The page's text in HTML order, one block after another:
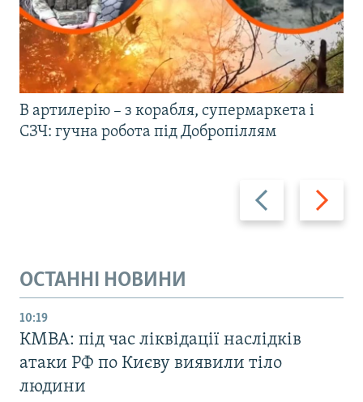
Назад Вперед
В артилерію – з корабля, супермаркета і
СЗЧ: гучна робота під Добропіллям
ОСТАННІ НОВИНИ
10:19
КМВА: під час ліквідації наслідків
атаки РФ по Києву виявили тіло
людини